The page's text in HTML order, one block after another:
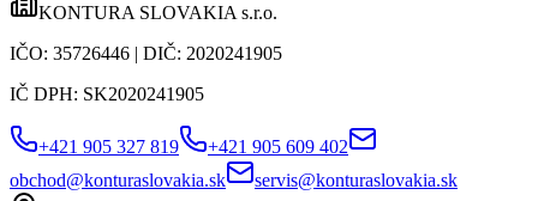
KONTURA SLOVAKIA s.r.o.
IČO: 35726446 | DIČ: 2020241905
IČ DPH: SK2020241905
+421 905 327 819
+421 905 609 402
obchod@konturaslovakia.sk
servis@konturaslovakia.sk